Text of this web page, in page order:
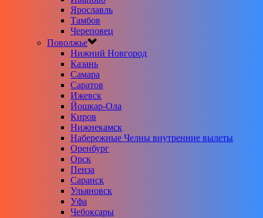
Ярославль
Тамбов
Череповец
Поволжье
Нижний Новгород
Казань
Самара
Саратов
Ижевск
Йошкар-Ола
Киров
Нижнекамск
Набережные Челны внутренние вылеты
Оренбург
Орск
Пенза
Саранск
Ульяновск
Уфа
Чебоксары